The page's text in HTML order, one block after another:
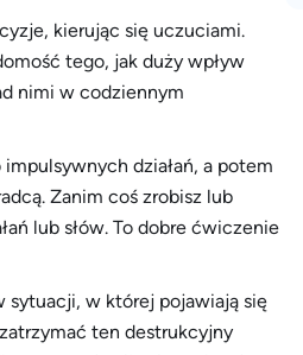
kierując się uczuciami.
tego, jak duży wpływ
nimi w codziennym
działań, a potem
Zanim coś zrobisz lub
lub słów. To dobre ćwiczenie
sytuacji, w której pojawiają się
ten destrukcyjny